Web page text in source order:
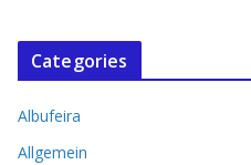
Categories
Albufeira
Allgemein